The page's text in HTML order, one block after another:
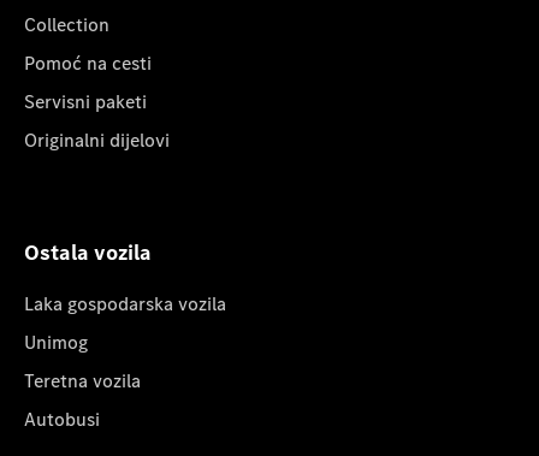
Collection
Pomoć na cesti
Servisni paketi
Originalni dijelovi
Ostala vozila
Laka gospodarska vozila
Unimog
Teretna vozila
Autobusi